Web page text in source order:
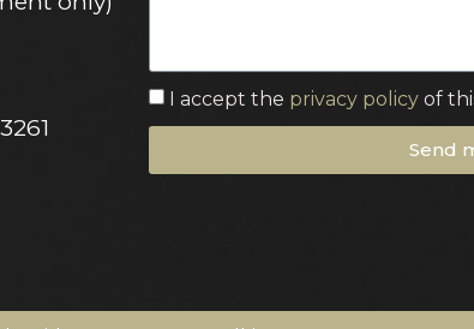
I accept the privacy policy of
Send